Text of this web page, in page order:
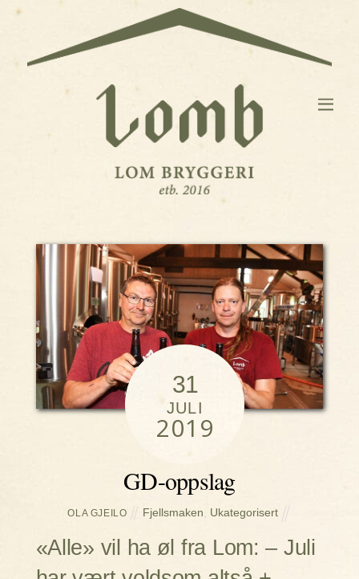
31
JULI
2019
GD-oppslag
OLA GJEILO Fjellsmaken Ukategorisert
«Alle» vil ha øl fra Lom: – Juli